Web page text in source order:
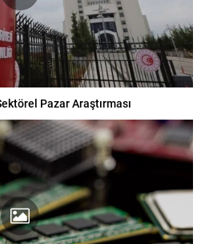
Pazar Araştırması